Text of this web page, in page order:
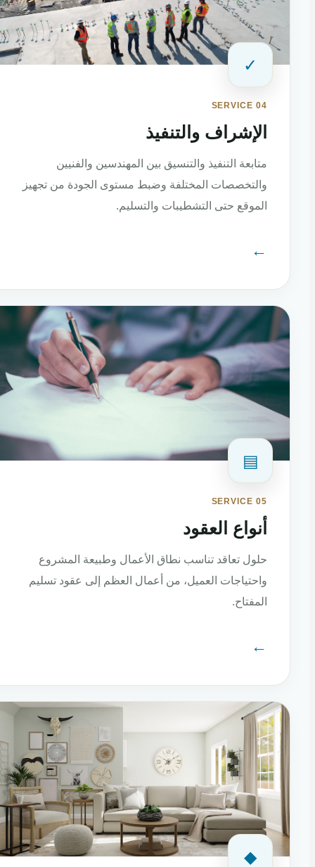
✓
SERVICE 04
الإشراف والتنفيذ
متابعة التنفيذ والتنسيق بين المهندسين والفنيين
والتخصصات المختلفة وضبط مستوى الجودة من تجهيز
الموقع حتى التشطيبات والتسليم.
▤
SERVICE 05
أنواع العقود
حلول تعاقد تناسب نطاق الأعمال وطبيعة المشروع
واحتياجات العميل، من أعمال العظم إلى عقود تسليم
◆